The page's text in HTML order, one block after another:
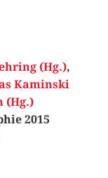
(Hg.),
Kaminski
(Hg.)
2015